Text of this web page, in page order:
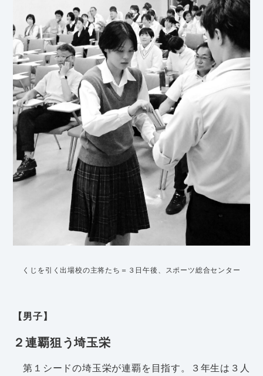
くじを引く出場校の主将たち＝３日午後、スポーツ総合センター
【男子】
２連覇狙う埼玉栄
第１シードの埼玉栄が連覇を目指す。３年生は３人